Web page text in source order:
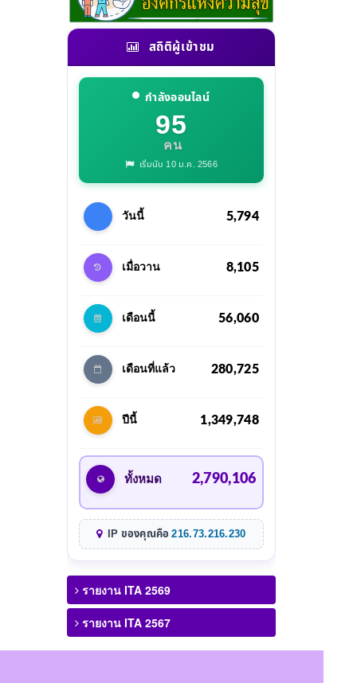
สถิติผู้เข้าชม
กำลังออนไลน์
95
คน
เริ่มนับ 10 ม.ค. 2566
วันนี้ 5,794
เมื่อวาน 8,105
เดือนนี้ 56,060
เดือนที่แล้ว 280,725
ปีนี้ 1,349,748
ทั้งหมด 2,790,106
IP ของคุณคือ216.73.216.230
รายงาน ITA 2569
รายงาน ITA 2567